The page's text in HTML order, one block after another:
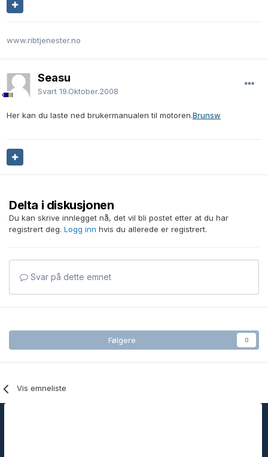
www.ribtjenester.no
Seasu
Svart 19.Oktober.2008
Her kan du laste ned brukermanualen til motoren.Brunsw
Delta i diskusjonen
Du kan skrive innlegget nå, det vil bli postet etter at du har
registrert deg. Logg inn hvis du allerede er registrert.
Svar på dette emnet
Følgere 0
Vis emneliste